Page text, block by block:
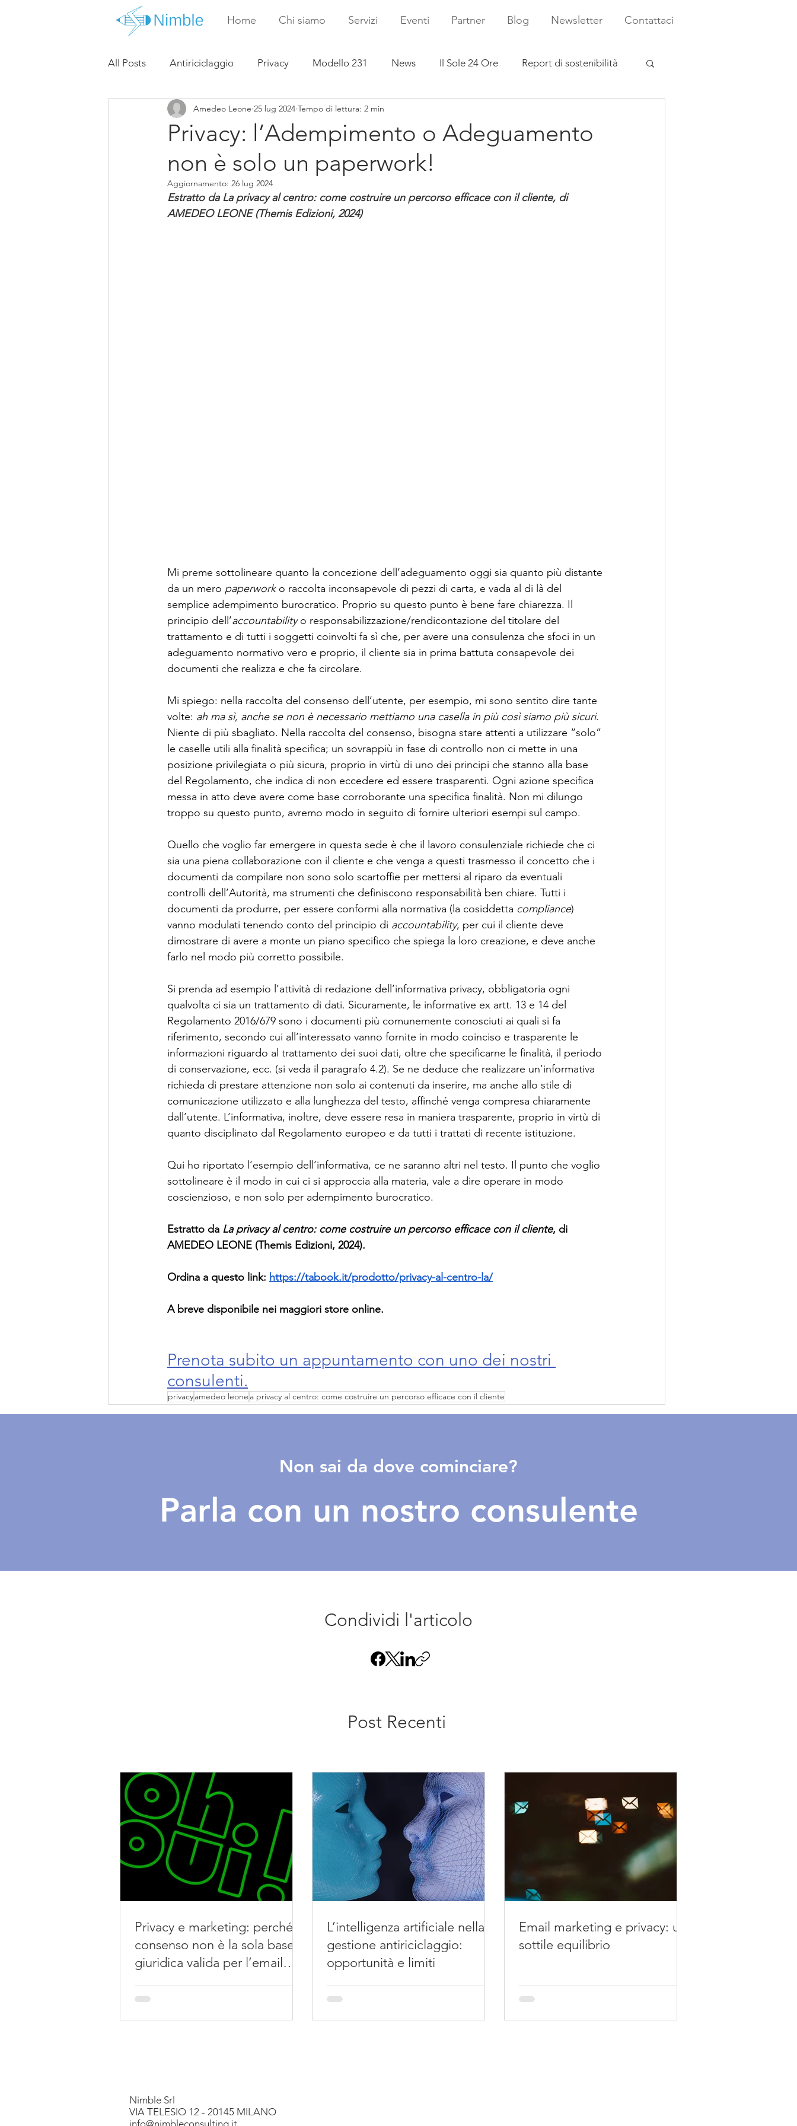
Home Chi siamo Servizi Eventi Partner Blog Newsletter Contattaci
All Posts Antiriciclaggio Privacy Modello 231 News Il Sole 24 Ore Report di sostenibilità
Privacy: l’Adempimento o Adeguamento
non è solo un paperwork!
Amedeo Leone 25 lug 2024 Tempo di lettura: 2 min
Aggiornamento: 26 lug 2024
Estratto da La privacy al centro: come costruire un percorso efficace con il cliente, di
AMEDEO LEONE (Themis Edizioni, 2024)
Mi preme sottolineare quanto la concezione dell’adeguamento oggi sia quanto più distante
da un mero paperwork o raccolta inconsapevole di pezzi di carta, e vada al di là del
semplice adempimento burocratico. Proprio su questo punto è bene fare chiarezza. Il
principio dell’accountability o responsabilizzazione/rendicontazione del titolare del
trattamento e di tutti i soggetti coinvolti fa sì che, per avere una consulenza che sfoci in un
adeguamento normativo vero e proprio, il cliente sia in prima battuta consapevole dei
documenti che realizza e che fa circolare.
Mi spiego: nella raccolta del consenso dell’utente, per esempio, mi sono sentito dire tante
volte: ah ma sì, anche se non è necessario mettiamo una casella in più così siamo più sicuri.
Niente di più sbagliato. Nella raccolta del consenso, bisogna stare attenti a utilizzare “solo”
le caselle utili alla finalità specifica; un sovrappiù in fase di controllo non ci mette in una
posizione privilegiata o più sicura, proprio in virtù di uno dei principi che stanno alla base
del Regolamento, che indica di non eccedere ed essere trasparenti. Ogni azione specifica
messa in atto deve avere come base corroborante una specifica finalità. Non mi dilungo
troppo su questo punto, avremo modo in seguito di fornire ulteriori esempi sul campo.
Quello che voglio far emergere in questa sede è che il lavoro consulenziale richiede che ci
sia una piena collaborazione con il cliente e che venga a questi trasmesso il concetto che i
documenti da compilare non sono solo scartoffie per mettersi al riparo da eventuali
controlli dell’Autorità, ma strumenti che definiscono responsabilità ben chiare. Tutti i
documenti da produrre, per essere conformi alla normativa (la cosiddetta compliance)
vanno modulati tenendo conto del principio di accountability, per cui il cliente deve
dimostrare di avere a monte un piano specifico che spiega la loro creazione, e deve anche
farlo nel modo più corretto possibile.
Si prenda ad esempio l’attività di redazione dell’informativa privacy, obbligatoria ogni
qualvolta ci sia un trattamento di dati. Sicuramente, le informative ex artt. 13 e 14 del
Regolamento 2016/679 sono i documenti più comunemente conosciuti ai quali si fa
riferimento, secondo cui all’interessato vanno fornite in modo coinciso e trasparente le
informazioni riguardo al trattamento dei suoi dati, oltre che specificarne le finalità, il periodo
di conservazione, ecc. (si veda il paragrafo 4.2). Se ne deduce che realizzare un’informativa
richieda di prestare attenzione non solo ai contenuti da inserire, ma anche allo stile di
comunicazione utilizzato e alla lunghezza del testo, affinché venga compresa chiaramente
dall’utente. L’informativa, inoltre, deve essere resa in maniera trasparente, proprio in virtù di
quanto disciplinato dal Regolamento europeo e da tutti i trattati di recente istituzione.
Qui ho riportato l’esempio dell’informativa, ce ne saranno altri nel testo. Il punto che voglio
sottolineare è il modo in cui ci si approccia alla materia, vale a dire operare in modo
coscienzioso, e non solo per adempimento burocratico.
Estratto da La privacy al centro: come costruire un percorso efficace con il cliente, di
AMEDEO LEONE (Themis Edizioni, 2024).
Ordina a questo link: https://tabook.it/prodotto/privacy-al-centro-la/
A breve disponibile nei maggiori store online.
Prenota subito un appuntamento con uno dei nostri
consulenti.
privacyamedeo leone a privacy al centro: come costruire un percorso efficace con il cliente
Non sai da dove cominciare?
Parla con un nostro consulente
Condividi l'articolo
Post Recenti
Privacy e marketing: perché il
consenso non è la sola base
giuridica valida per l’email
L’intelligenza artificiale nella
gestione antiriciclaggio:
opportunità e limiti
Email marketing e privacy: un
sottile equilibrio
Nimble Srl
VIA TELESIO 12 - 20145 MILANO
info@nimbleconsulting.it